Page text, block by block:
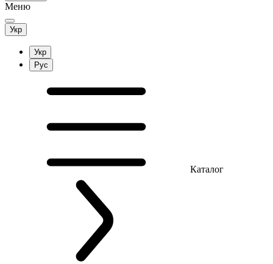
Меню
Укр
Укр
Рус
Каталог